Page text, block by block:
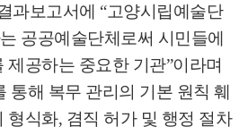
과보고서에 “고양시립예술단
공공예술단체로써 시민들에
제공하는 중요한 기관”이라며
통해 복무 관리의 기본 원칙 훼
형식화, 겸직 허가 및 행정 절차